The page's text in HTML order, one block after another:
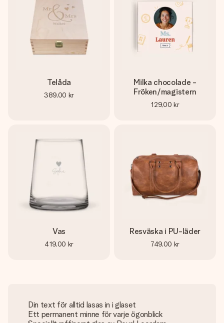
Telåda
389,00 kr
Milka chocolade -
Fröken/magistern
129,00 kr
Vas
419,00 kr
Resväska i PU-läder
749,00 kr
Din text för alltid lasas in i glaset
Ett permanent minne för varje ögonblick